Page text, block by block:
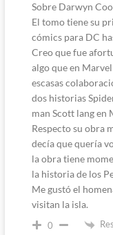
Sobre Darwyn
El tomo tiene su
cómics para DC
Creo que fue
algo que en
escasas
dos historias
man Scott lang en
Respecto su obra
decía que quería
la obra tiene
la historia de los
Me gustó el
visitan la isla.
0